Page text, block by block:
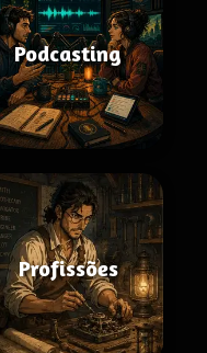
Podcasting
Profissões